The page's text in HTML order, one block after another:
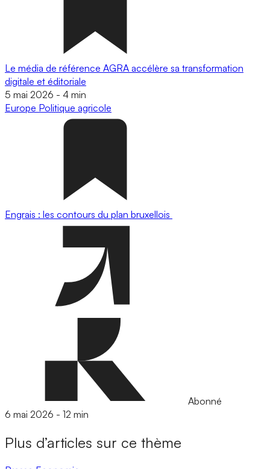
Le média de référence AGRA accélère sa transformation
digitale et éditoriale
5 mai 2026 - 4 min
Europe Politique agricole
Engrais : les contours du plan bruxellois
Abonné
6 mai 2026 - 12 min
Plus d’articles sur ce thème